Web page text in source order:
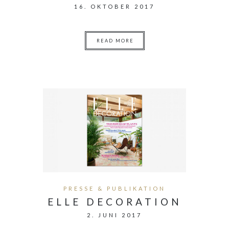
16. OKTOBER 2017
READ MORE
PRESSE & PUBLIKATION
ELLE DECORATION
2. JUNI 2017